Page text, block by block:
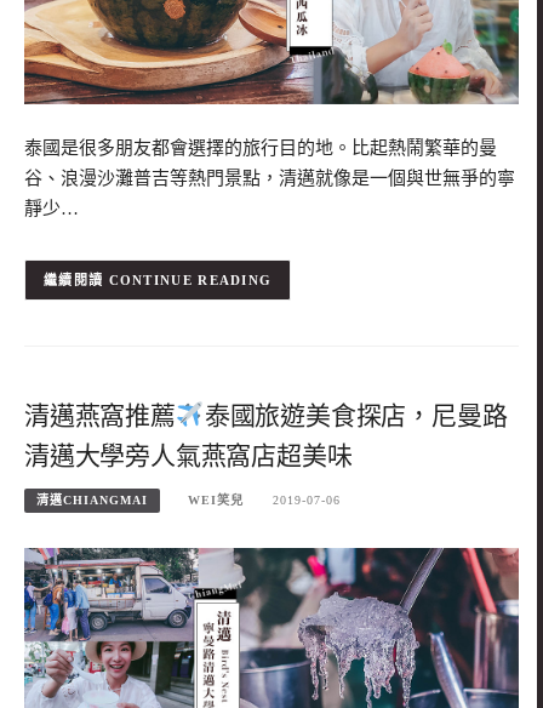
泰國是很多朋友都會選擇的旅行目的地。比起熱鬧繁華的曼
谷、浪漫沙灘普吉等熱門景點，清邁就像是一個與世無爭的寧
靜少…
CONTINUE READING
清邁燕窩推薦
泰國旅遊美食探店，尼曼路
清邁大學旁人氣燕窩店超美味
清邁CHIANGMAI WEI笑兒 2019-07-06